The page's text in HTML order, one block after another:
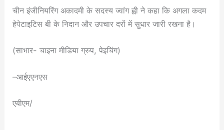
चीन इंजीनियरिंग अकादमी के सदस्य ज्वांग ह्वी ने कहा कि अगला कदम
हेपेटाइटिस बी के निदान और उपचार दरों में सुधार जारी रखना है।
(साभार- चाइना मीडिया ग्रुप, पेइचिंग)
–आईएएनएस
एबीएम/